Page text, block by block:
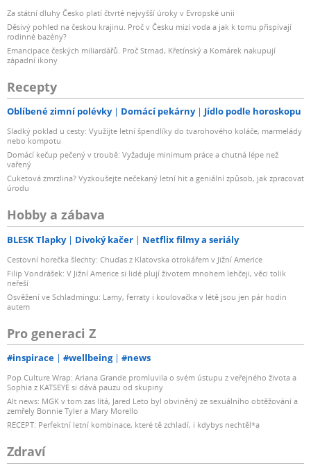
Za státní dluhy Česko platí čtvrté nejvyšší úroky v Evropské unii
Děsivý pohled na českou krajinu. Proč v Česku mizí voda a jak k tomu přispívají
rodinné bazény?
Emancipace českých miliardářů. Proč Strnad, Křetínský a Komárek nakupují
západní ikony
Recepty
Oblíbené zimní polévky Domácí pekárny Jídlo podle horoskopu
Sladký poklad u cesty: Využijte letní špendlíky do tvarohového koláče, marmelády
nebo kompotu
Domácí kečup pečený v troubě: Vyžaduje minimum práce a chutná lépe než
vařený
Cuketová zmrzlina? Vyzkoušejte nečekaný letní hit a geniální způsob, jak zpracovat
úrodu
Hobby a zábava
BLESK Tlapky Divoký kačer Netflix filmy a seriály
Cestovní horečka šlechty: Chuďas z Klatovska otrokářem v Jižní Americe
Filip Vondrášek: V Jižní Americe si lidé plují životem mnohem lehčeji, věci tolik
neřeší
Osvěžení ve Schladmingu: Lamy, ferraty i koulovačka v létě jsou jen pár hodin
autem
Pro generaci Z
#inspirace #wellbeing #news
Pop Culture Wrap: Ariana Grande promluvila o svém ústupu z veřejného života a
Sophia z KATSEYE si dává pauzu od skupiny
Alt news: MGK v tom zas lítá, Jared Leto byl obviněný ze sexuálního obtěžování a
zemřely Bonnie Tyler a Mary Morello
RECEPT: Perfektní letní kombinace, které tě zchladí, i kdybys nechtěl*a
Zdraví